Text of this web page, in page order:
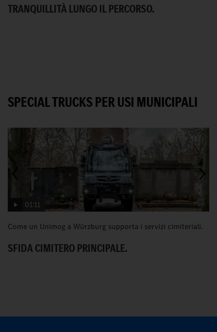
TRANQUILLITÀ LUNGO IL PERCORSO.
SPECIAL TRUCKS PER USI MUNICIPALI
01:11
Come un Unimog a Würzburg supporta i servizi cimiteriali.
SFIDA CIMITERO PRINCIPALE.